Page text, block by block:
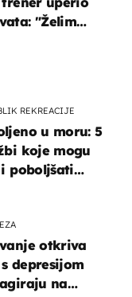
REKREACIJE
u moru: 5
koje mogu
poboljšati
otkriva
depresijom
na
"Želim